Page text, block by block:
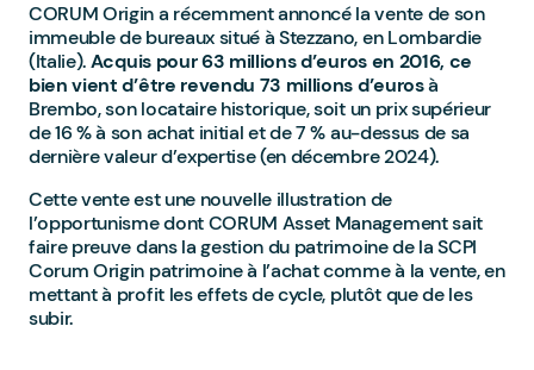
CORUM Origin a récemment annoncé la vente de son
immeuble de bureaux situé à Stezzano, en Lombardie
(Italie).Acquis pour 63 millions d’euros en 2016, ce
bien vient d’être revendu 73 millions d’eurosà
Brembo, son locataire historique, soit un prix supérieur
de 16 % à son achat initial et de 7 % au-dessus de sa
dernière valeur d’expertise (en décembre 2024).
Cette vente est une nouvelle illustration de
l’opportunisme dont CORUM Asset Management sait
faire preuve dans la gestion du patrimoine de la SCPI
Corum Origin patrimoine à l’achat comme à la vente, en
mettant à profit les effets de cycle, plutôt que de les
subir.